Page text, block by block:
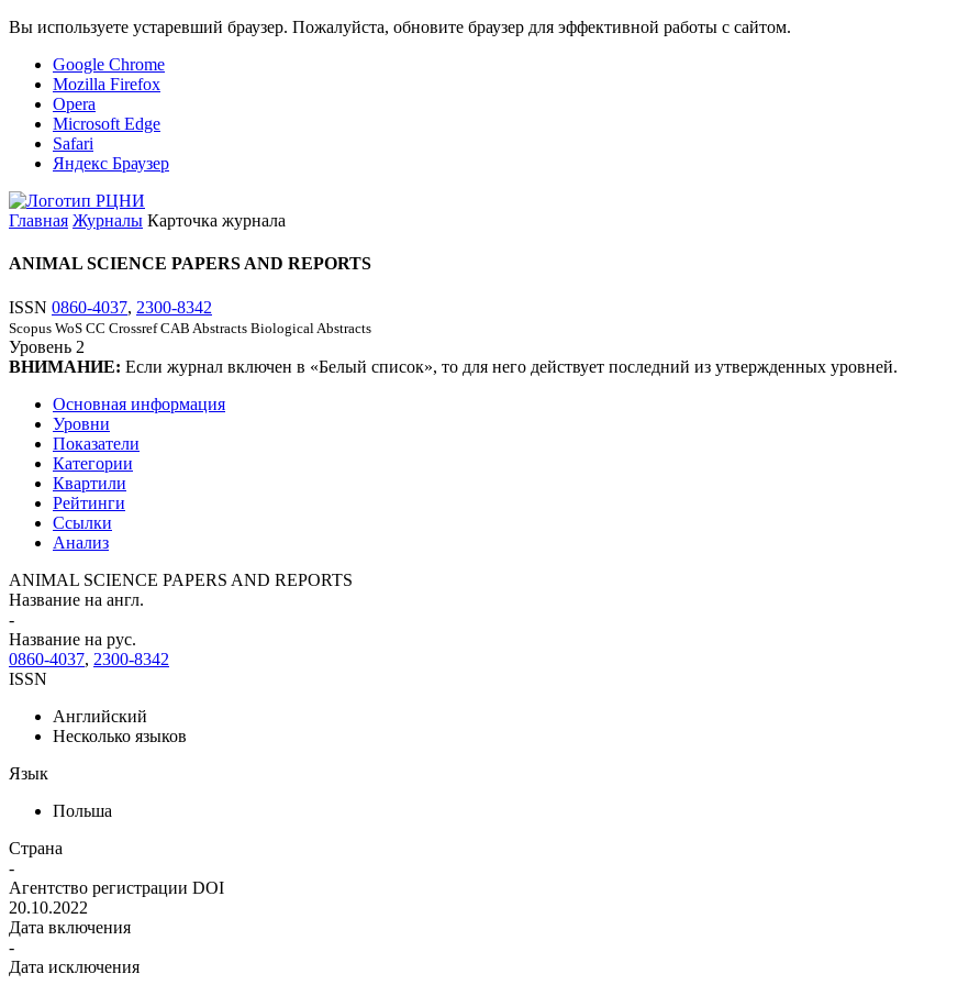
Вы используете устаревший браузер. Пожалуйста, обновите браузер для эффективной работы с сайтом.
Google Chrome
Mozilla Firefox
Opera
Microsoft Edge
Safari
Яндекс Браузер
Главная Журналы Карточка журнала
ANIMAL SCIENCE PAPERS AND REPORTS
ISSN 0860-4037, 2300-8342
Scopus WoS CC Crossref CAB Abstracts Biological Abstracts
Уровень 2
ВНИМАНИЕ: Если журнал включен в «Белый список», то для него действует последний из утвержденных уровней.
Основная информация
Уровни
Показатели
Категории
Квартили
Рейтинги
Ссылки
Анализ
ANIMAL SCIENCE PAPERS AND REPORTS
Название на англ.
-
Название на рус.
0860-4037, 2300-8342
ISSN
Английский
Несколько языков
Язык
Польша
Страна
-
Агентство регистрации DOI
20.10.2022
Дата включения
-
Дата исключения